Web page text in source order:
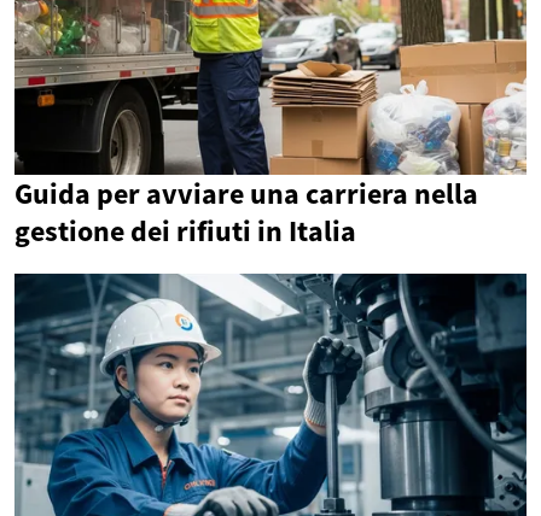
Guida per avviare una carriera nella
gestione dei rifiuti in Italia